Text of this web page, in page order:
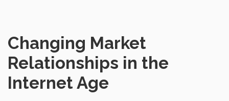
Changing Market
Relationships in the
Internet Age